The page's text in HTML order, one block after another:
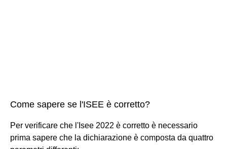
Come sapere se l'ISEE è corretto?
Per verificare che l'Isee 2022 è corretto è necessario
prima sapere che la dichiarazione è composta da quattro